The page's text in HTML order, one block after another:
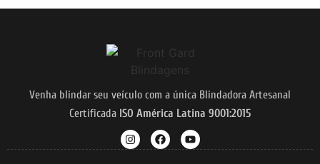
Venha blindar seu veículo com a única Blindadora Artesanal
Certificada ISO América Latina 9001:2015